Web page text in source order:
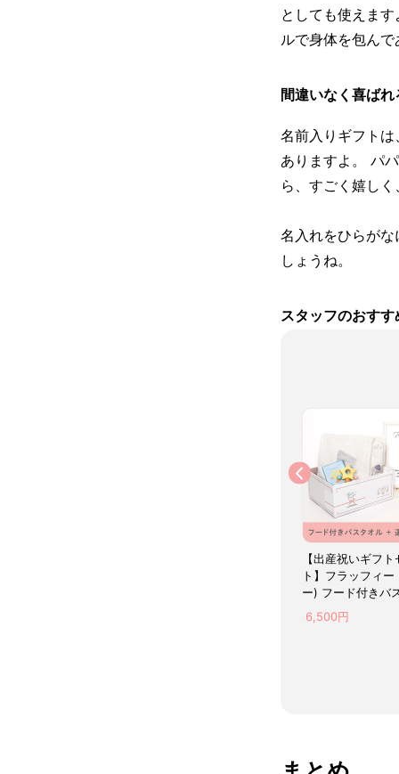
としても使えま
ルで身体を包ん
間違いなく喜ば
名前入りギフト
ありますよ。 パ
ら、すごく嬉し
名入れをひらが
しょうね。
スタッフのおす
【出産祝いギフト
ト】フラッフィー
ー) フード付きバ
ル＋選べる１品
応 【送料無料】
6,500円